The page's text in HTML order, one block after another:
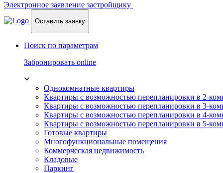
Электронное заявление застройщику
Оставить заявку
Поиск по параметрам
Забронировать online
Однокомнатные квартиры
Квартиры с возможностью перепланировки в 2-
Квартиры с возможностью перепланировки в 3-
Квартиры с возможностью перепланировки в 4-
Квартиры с возможностью перепланировки в 5-
Готовые квартиры
Многофункциональные помещения
Коммерческая недвижимость
Кладовые
Паркинг